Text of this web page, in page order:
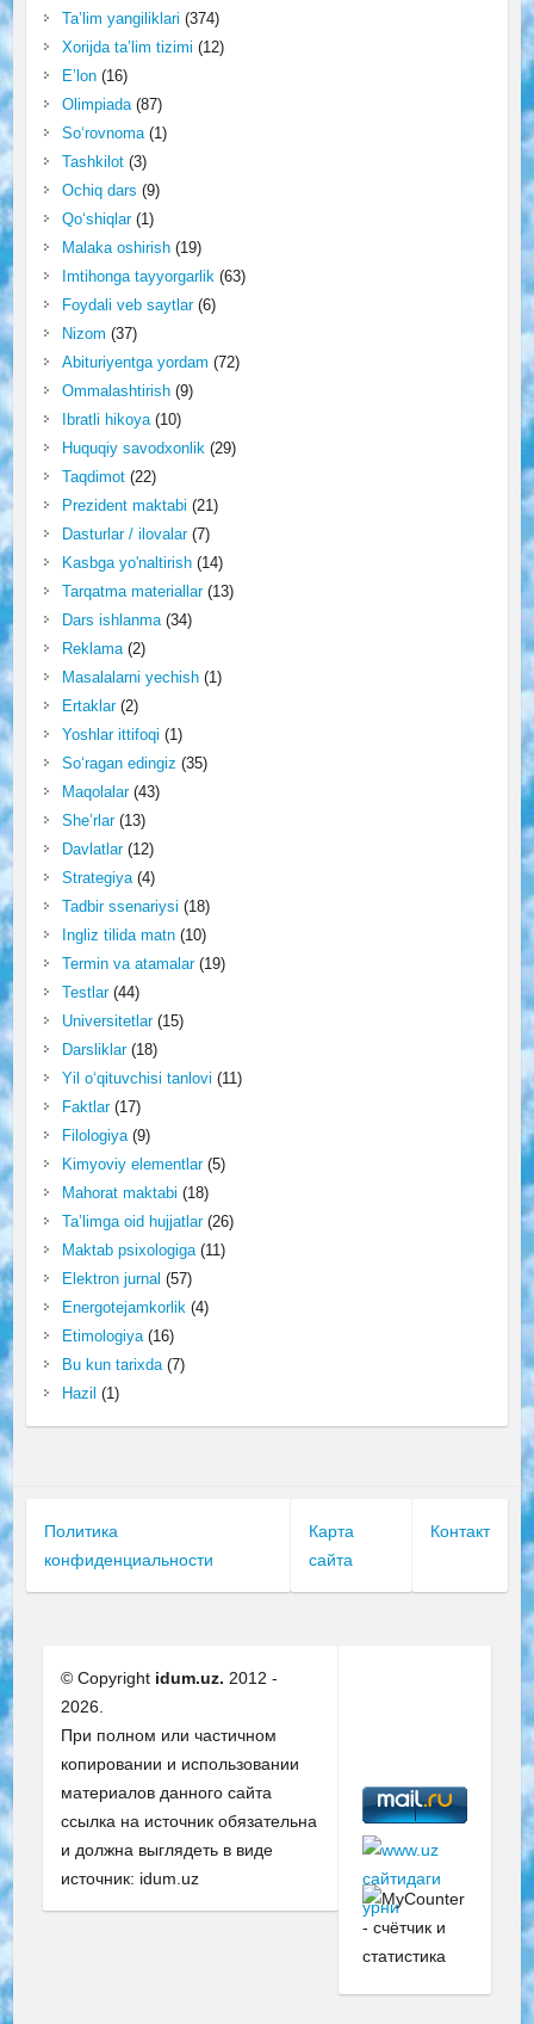
Ta’lim yangiliklari (374)
Xorijda ta’lim tizimi (12)
E’lon(16)
Olimpiada(87)
So‘rovnoma(1)
Tashkilot(3)
Ochiq dars (9)
Qo‘shiqlar(1)
Malaka oshirish(19)
Imtihonga tayyorgarlik (63)
Foydali veb saytlar(6)
Nizom (37)
Abituriyentga yordam (72)
Ommalashtirish(9)
Ibratli hikoya(10)
Huquqiy savodxonlik (29)
Taqdimot(22)
Prezident maktabi (21)
Dasturlar / ilovalar(7)
Kasbga yo'naltirish(14)
Tarqatma materiallar(13)
Dars ishlanma(34)
Reklama(2)
Masalalarni yechish(1)
Ertaklar(2)
Yoshlar ittifoqi (1)
So‘ragan edingiz (35)
Maqolalar(43)
She’rlar(13)
Davlatlar(12)
Strategiya(4)
Tadbir ssenariysi (18)
Ingliz tilida matn(10)
Termin va atamalar(19)
Testlar(44)
Universitetlar(15)
Darsliklar(18)
Yil o‘qituvchisi tanlovi (11)
Faktlar(17)
Filologiya(9)
Kimyoviy elementlar(5)
Mahorat maktabi (18)
Ta’limga oid hujjatlar(26)
Maktab psixologiga(11)
Elektron jurnal (57)
Energotejamkorlik (4)
Etimologiya(16)
Bu kun tarixda(7)
Hazil (1)
Политика
конфиденциальности
Карта
сайта
Контакт
© Copyright idum.uz. 2012 -
2026.
При полном или частичном
копировании и использовании
материалов данного сайта
ссылка на источник обязательна
и должна выглядеть в виде
источник: idum.uz